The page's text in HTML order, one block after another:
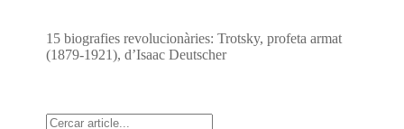
15 biografies revolucionàries: Trotsky, profeta armat
(1879-1921), d’Isaac Deutscher
Cerca